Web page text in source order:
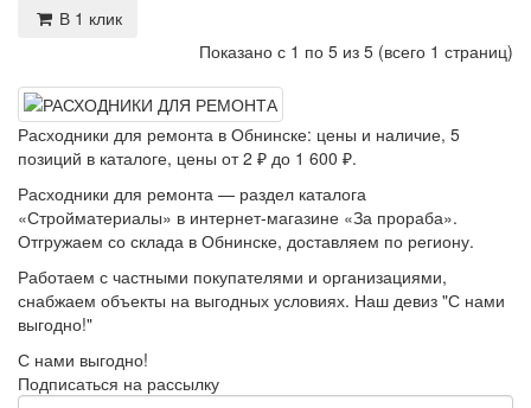
В 1 клик
Показано с 1 по 5 из 5 (всего 1 страниц)
Расходники для ремонта в Обнинске: цены и наличие, 5
позиций в каталоге, цены от 2 ₽ до 1 600 ₽.
Расходники для ремонта — раздел каталога
«Стройматериалы» в интернет-магазине «За прораба».
Отгружаем со склада в Обнинске, доставляем по региону.
Работаем с частными покупателями и организациями,
снабжаем объекты на выгодных условиях. Наш девиз "С нами
выгодно!"
С нами выгодно!
Подписаться на рассылку